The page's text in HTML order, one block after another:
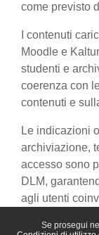
Se prosegui
come previsto
I contenuti
Moodle e
studenti e
coerenza con
contenuti e
Le indicazioni
archiviazione,
accesso sono
DLM,
agli utenti